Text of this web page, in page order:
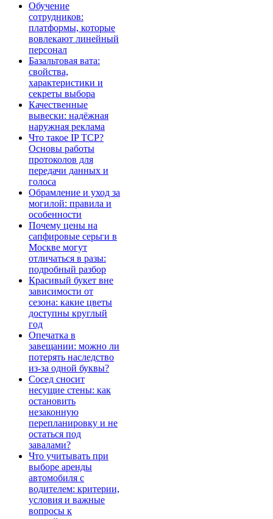
Обучение
сотрудников:
платформы, которые
вовлекают линейный
персонал
Базальтовая вата:
свойства,
характеристики и
секреты выбора
Качественные
вывески: надёжная
наружная реклама
Что такое IP TCP?
Основы работы
протоколов для
передачи данных и
голоса
Обрамление и уход за
могилой: правила и
особенности
Почему цены на
сапфировые серьги в
Москве могут
отличаться в разы:
подробный разбор
Красивый букет вне
зависимости от
сезона: какие цветы
доступны круглый
год
Опечатка в
завещании: можно ли
потерять наследство
из-за одной буквы?
Сосед сносит
несущие стены: как
остановить
незаконную
перепланировку и не
остаться под
завалами?
Что учитывать при
выборе аренды
автомобиля с
водителем: критерии,
условия и важные
вопросы к